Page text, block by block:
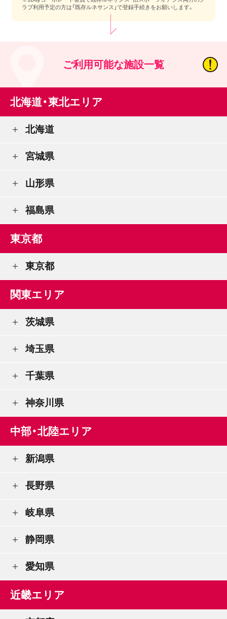
ラブ利用予定の方は「既存ルネサンス」で登録手続きをお願いします。
ご利用可能な施設一覧
北海道・東北エリア
北海道
宮城県
山形県
福島県
東京都
東京都
関東エリア
茨城県
埼玉県
千葉県
神奈川県
中部・北陸エリア
新潟県
長野県
岐阜県
静岡県
愛知県
近畿エリア